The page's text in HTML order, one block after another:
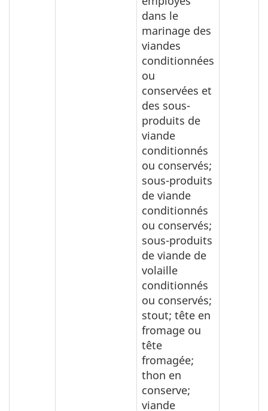
dans le
marinage des
viandes
conditionnées
ou
conservées et
des sous-
produits de
viande
conditionnés
ou conservés;
sous-produits
de viande
conditionnés
ou conservés;
sous-produits
de viande de
volaille
conditionnés
ou conservés;
stout; tête en
fromage ou
tête
fromagée;
thon en
conserve;
viande